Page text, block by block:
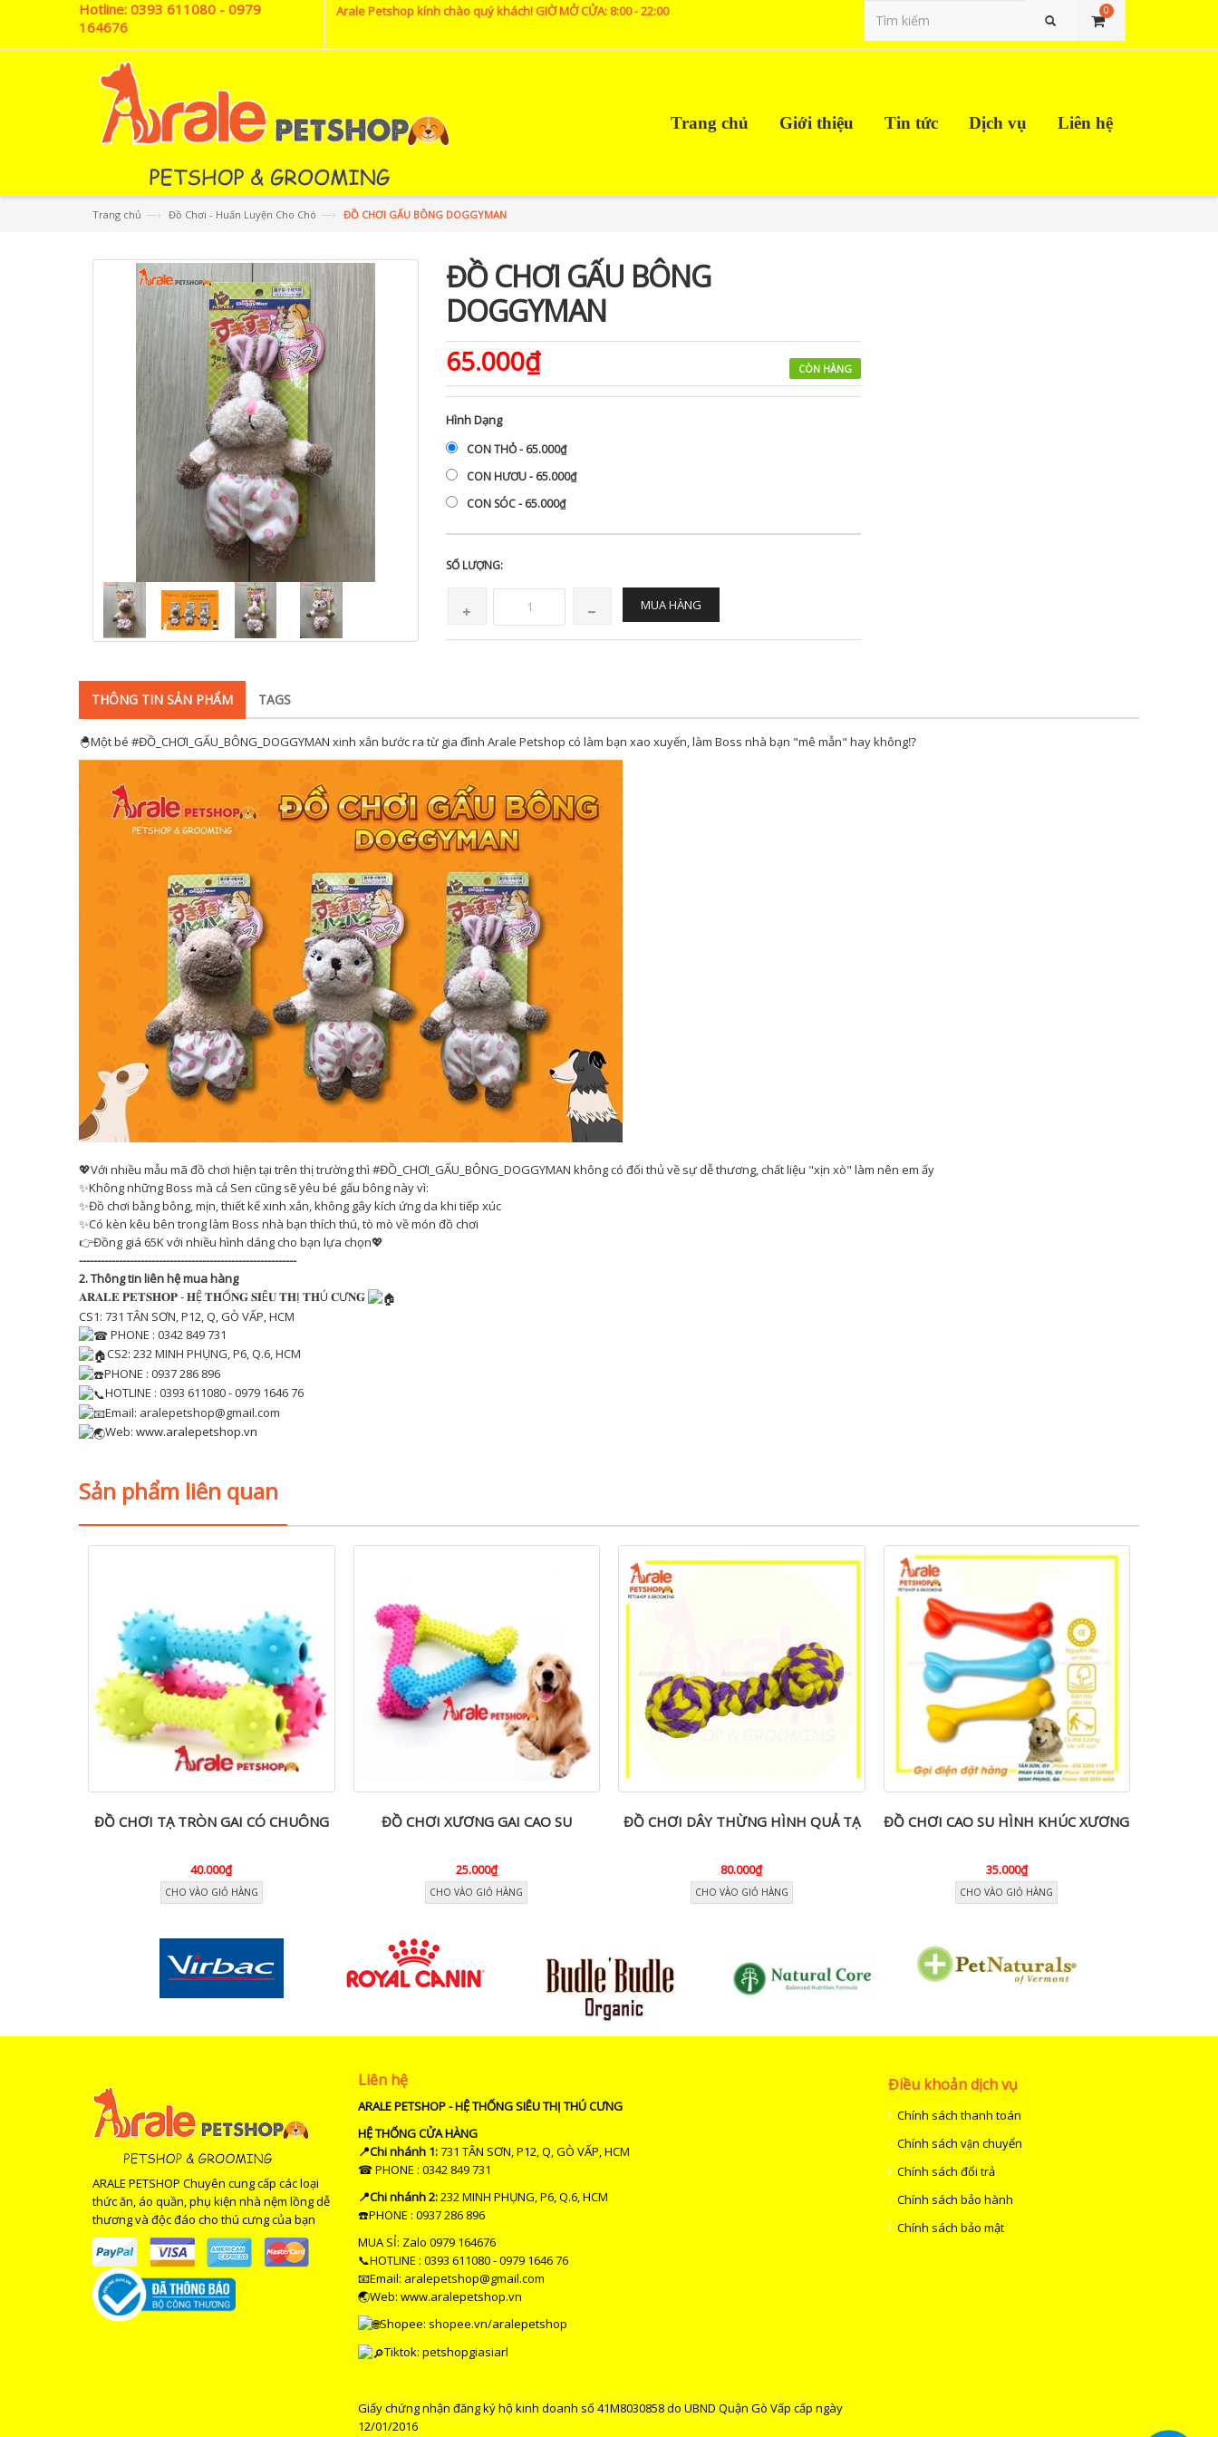
Hotline: 0393 611080 - 0979
164676
Arale Petshop kính chào quý khách! GIỜ MỞ CỬA: 8:00 - 22:00 0
Tìm kiếm
Trang chủ Giới thiệu Tin tức Dịch vụ Liên hệ
Trang chủ —› Đồ Chơi - Huấn Luyện Cho Chó —› ĐỒ CHƠI GẤU BÔNG DOGGYMAN
ĐỒ CHƠI GẤU BÔNG
DOGGYMAN
CÒN HÀNG
65.000₫
Hình Dạng
CON THỎ - 65.000₫
CON HƯƠU - 65.000₫
CON SÓC - 65.000₫
SỐ LƯỢNG:
MUA HÀNG
THÔNG TIN SẢN PHẨM TAGS
🐣Một bé #ĐỒ_CHƠI_GẤU_BÔNG_DOGGYMAN xinh xắn bước ra từ gia đình Arale Petshop có làm bạn xao xuyến, làm Boss nhà bạn "mê mẫn" hay không⁉️
💖Với nhiều mẫu mã đồ chơi hiện tại trên thị trường thì #ĐỒ_CHƠI_GẤU_BÔNG_DOGGYMAN không có đối thủ về sự dễ thương, chất liệu "xịn xò" làm nên em ấy
✨Không những Boss mà cả Sen cũng sẽ yêu bé gấu bông này vì:
✨Đồ chơi bằng bông, mịn, thiết kế xinh xắn, không gây kích ứng da khi tiếp xúc
✨Có kèn kêu bên trong làm Boss nhà bạn thích thú, tò mò về món đồ chơi
👉Đồng giá 65K với nhiều hình dáng cho bạn lựa chọn💖
------------------------------------------------------------
2. Thông tin liên hệ mua hàng
𝐀𝐑𝐀𝐋𝐄 𝐏𝐄𝐓𝐒𝐇𝐎𝐏 - 𝐇Ệ 𝐓𝐇Ố𝐍𝐆 𝐒𝐈Ê𝐔 𝐓𝐇Ị 𝐓𝐇Ú 𝐂Ư𝐍𝐆
CS1: 731 TÂN SƠN, P12, Q, GÒ VẤP, HCM
PHONE : 0342 849 731
CS2: 232 MINH PHỤNG, P6, Q.6, HCM
PHONE : 0937 286 896
HOTLINE : 0393 611080 - 0979 1646 76
Email: aralepetshop@gmail.com
Web: www.aralepetshop.vn
Sản phẩm liên quan
ĐỒ CHƠI TẠ TRÒN GAI CÓ CHUÔNG
40.000₫
CHO VÀO GIỎ HÀNG
ĐỒ CHƠI XƯƠNG GAI CAO SU
25.000₫
CHO VÀO GIỎ HÀNG
ĐỒ CHƠI DÂY THỪNG HÌNH QUẢ TẠ
80.000₫
CHO VÀO GIỎ HÀNG
ĐỒ CHƠI CAO SU HÌNH KHÚC XƯƠNG
35.000₫
CHO VÀO GIỎ HÀNG
ARALE PETSHOP Chuyên cung cấp các loại
thức ăn, áo quần, phụ kiện nhà nệm lồng dễ
thương và độc đáo cho thú cưng của bạn
Liên hệ
ARALE PETSHOP - HỆ THỐNG SIÊU THỊ THÚ CƯNG
HỆ THỐNG CỬA HÀNG
📍Chi nhánh 1:731 TÂN SƠN, P12, Q, GÒ VẤP, HCM
☎ PHONE : 0342 849 731
📍Chi nhánh 2:232 MINH PHỤNG, P6, Q.6, HCM
☎️PHONE : 0937 286 896
MUA SỈ: Zalo 0979 164676
📞HOTLINE : 0393 611080 - 0979 1646 76
📧Email: aralepetshop@gmail.com
🌏Web: www.aralepetshop.vn
Shopee: shopee.vn/aralepetshop
Tiktok: petshopgiasiarl
Giấy chứng nhận đăng ký hộ kinh doanh số 41M8030858 do UBND Quận Gò Vấp cấp ngày
12/01/2016
Điều khoản dịch vụ
Chính sách thanh toán
Chính sách vận chuyển
Chính sách đổi trả
Chính sách bảo hành
Chính sách bảo mật